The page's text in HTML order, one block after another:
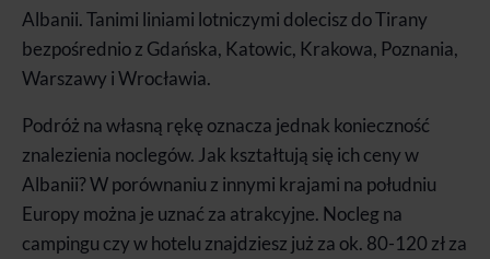
Albanii. Tanimi liniami lotniczymi dolecisz do Tirany
bezpośrednio z Gdańska, Katowic, Krakowa, Poznania,
Warszawy i Wrocławia.
Podróż na własną rękę oznacza jednak konieczność
znalezienia noclegów. Jak kształtują się ich ceny w
Albanii? W porównaniu z innymi krajami na południu
Europy można je uznać za atrakcyjne. Nocleg na
campingu czy w hotelu znajdziesz już za ok. 80-120 zł za